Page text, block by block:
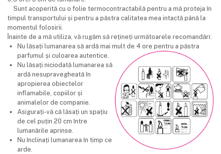
Sunt acoperită cu o folie termocontractabilă pentru a mă proteja în
timpul transportului și pentru a păstra calitatea mea intactă până la
momentul folosirii.
Înainte de a mă utiliza, vă rugăm să rețineți următoarele recomandări:
Nu lăsați lumanarea să ardă mai mult de 4 ore pentru a păstra
parfumul și culoarea autentice.
Nu lăsați niciodată lumanarea să
ardă nesupravegheată în
apropierea obiectelor
inflamabile, copiilor și
animalelor de companie.
Asigurați-vă că lăsați un spațiu
de cel puțin 20 cm între
lumanările aprinse.
Nu înclinați lumanarea în timp ce
arde.